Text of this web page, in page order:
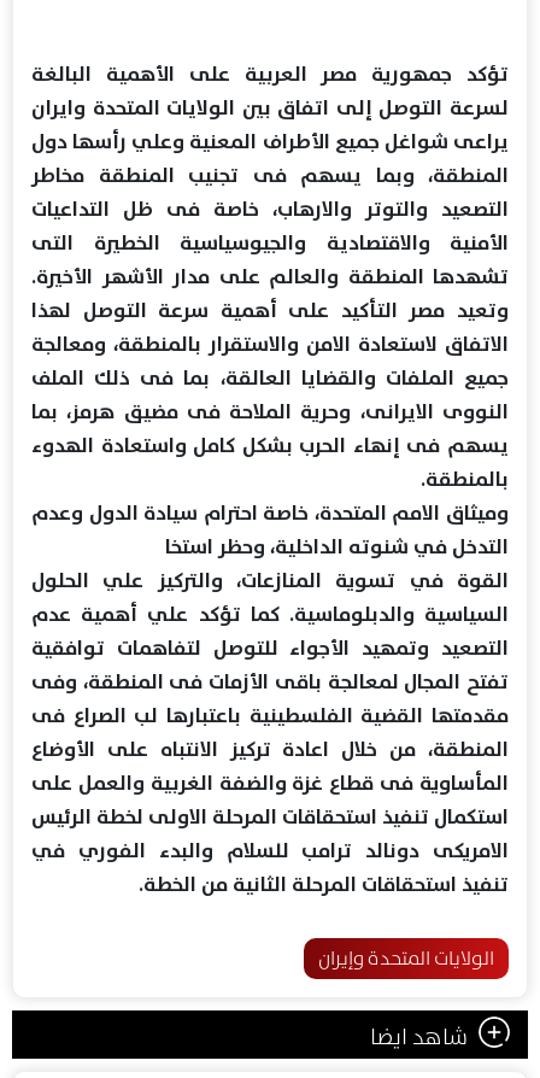
تؤكد جمهورية مصر العربية على الأهمية البالغة
لسرعة التوصل إلى اتفاق بين الولايات المتحدة وايران
يراعى شواغل جميع الأطراف المعنية وعلي رأسها دول
المنطقة، وبما يسهم فى تجنيب المنطقة مخاطر
التصعيد والتوتر والارهاب، خاصة فى ظل التداعيات
الأمنية والاقتصادية والجيوسياسية الخطيرة التى
تشهدها المنطقة والعالم على مدار الأشهر الأخيرة.
وتعيد مصر التأكيد على أهمية سرعة التوصل لهذا
الاتفاق لاستعادة الامن والاستقرار بالمنطقة، ومعالجة
جميع الملفات والقضايا العالقة، بما فى ذلك الملف
النووى الايرانى، وحرية الملاحة فى مضيق هرمز، بما
يسهم فى إنهاء الحرب بشكل كامل واستعادة الهدوء
بالمنطقة.
وميثاق الامم المتحدة، خاصة احترام سيادة الدول وعدم
التدخل في شنوته الداخلية، وحظر استخا
القوة في تسوية المنازعات، والتركيز علي الحلول
السياسية والدبلوماسية. كما تؤكد علي أهمية عدم
التصعيد وتمهيد الأجواء للتوصل لتفاهمات توافقية
تفتح المجال لمعالجة باقى الأزمات فى المنطقة، وفى
مقدمتها القضية الفلسطينية باعتبارها لب الصراع فى
المنطقة، من خلال اعادة تركيز الانتباه على الأوضاع
المأساوية فى قطاع غزة والضفة الغربية والعمل على
استكمال تنفيذ استحقاقات المرحلة الاولى لخطة الرئيس
الامريكى دونالد ترامب للسلام والبدء الفوري في
تنفيذ استحقاقات المرحلة الثانية من الخطة.
الولايات المتحدة وإيران
شاهد ايضا